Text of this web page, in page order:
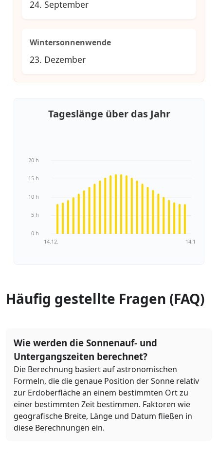
24. September
Wintersonnenwende
23. Dezember
Tageslänge über das Jahr
0 h
5 h
10 h
15 h
20 h
14.12. 14.1.
Häufig gestellte Fragen (FAQ)
Wie werden die Sonnenauf- und
Untergangszeiten berechnet?
Die Berechnung basiert auf astronomischen
Formeln, die die genaue Position der Sonne relativ
zur Erdoberfläche an einem bestimmten Ort zu
einer bestimmten Zeit bestimmen. Faktoren wie
geografische Breite, Länge und Datum fließen in
diese Berechnungen ein.